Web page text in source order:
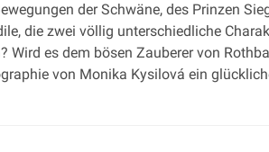
der Schwäne, des Prinzen
die zwei völlig unterschiedliche
es dem bösen Zauberer von
von Monika Kysilová ein